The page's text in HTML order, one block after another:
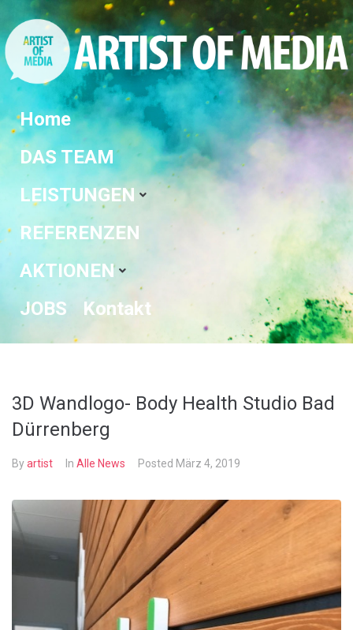
Home
DAS TEAM
LEISTUNGEN
REFERENZEN
AKTIONEN
JOBS
Kontakt
3D Wandlogo- Body Health Studio Bad
Dürrenberg
Byartist In Alle News Posted März 4, 2019